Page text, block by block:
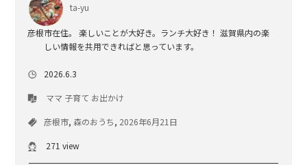
ta-yu
彦根市在住。 楽しいことが大好き。ランチ大好き！ 滋賀県内の楽
しい情報を共用できればと思っています。
2026.6.3
ママ 子育て お出かけ
彦根市, 森のおうち, 2026年6月21日
271 view